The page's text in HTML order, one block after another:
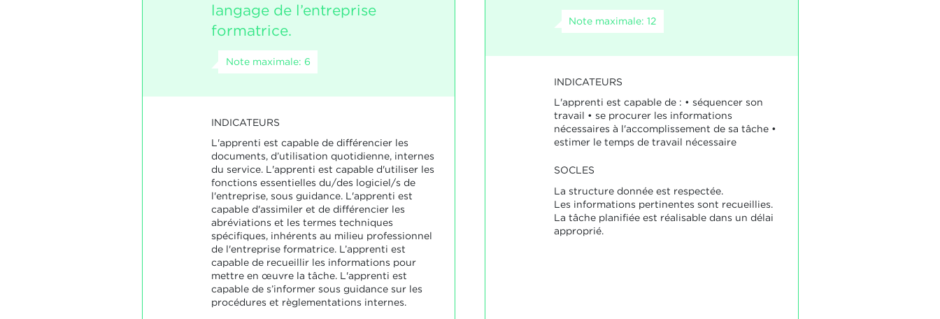
langage de l’entreprise
formatrice.
Note maximale: 6
INDICATEURS
L'apprenti est capable de différencier les
documents, d’utilisation quotidienne, internes
du service. L'apprenti est capable d'utiliser les
fonctions essentielles du/des logiciel/s de
l'entreprise, sous guidance. L'apprenti est
capable d'assimiler et de différencier les
abréviations et les termes techniques
spécifiques, inhérents au milieu professionnel
de l'entreprise formatrice. L’apprenti est
capable de recueillir les informations pour
mettre en œuvre la tâche. L'apprenti est
capable de s’informer sous guidance sur les
procédures et règlementations internes.
Note maximale: 12
INDICATEURS
L'apprenti est capable de : • séquencer son
travail • se procurer les informations
nécessaires à l'accomplissement de sa tâche •
estimer le temps de travail nécessaire
SOCLES
La structure donnée est respectée.
Les informations pertinentes sont recueillies.
La tâche planifiée est réalisable dans un délai
approprié.